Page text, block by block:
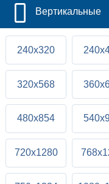
Вертикальные
240x320
320x568
480x854
720x1280